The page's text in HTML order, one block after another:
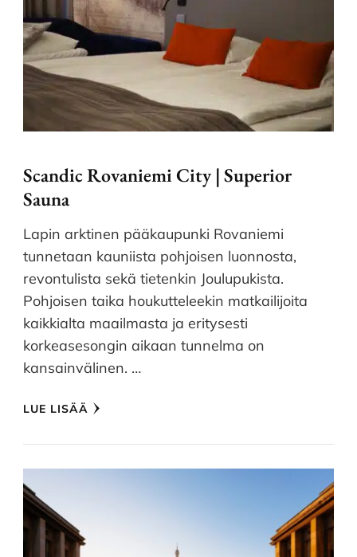
Scandic Rovaniemi City | Superior
Sauna
Lapin arktinen pääkaupunki Rovaniemi
tunnetaan kauniista pohjoisen luonnosta,
revontulista sekä tietenkin Joulupukista.
Pohjoisen taika houkutteleekin matkailijoita
kaikkialta maailmasta ja eritysesti
korkeasesongin aikaan tunnelma on
kansainvälinen. …
LUE LISÄÄ